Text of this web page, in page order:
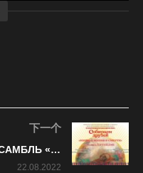
下一个
МИФЫ О ЖИЗНИ И СМЕРТИ. АНСАМБЛЬ «ILE THÉLÈME»
22.08.2022